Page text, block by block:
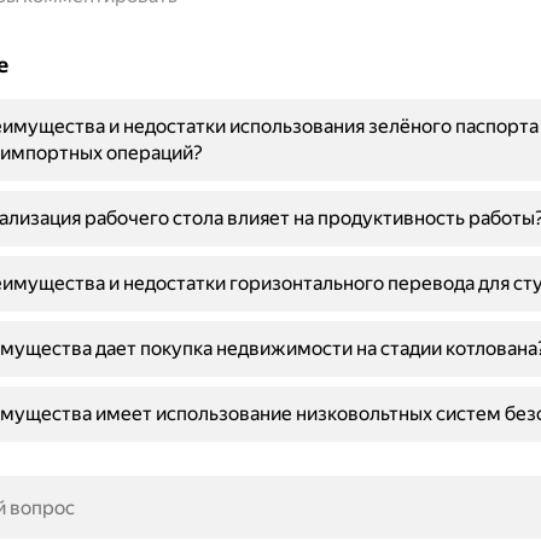
и недостатки использования зелёного паспорта
операций?
рабочего стола влияет на продуктивность
и недостатки горизонтального перевода для
дает покупка недвижимости на стадии
имеет использование низковольтных систем